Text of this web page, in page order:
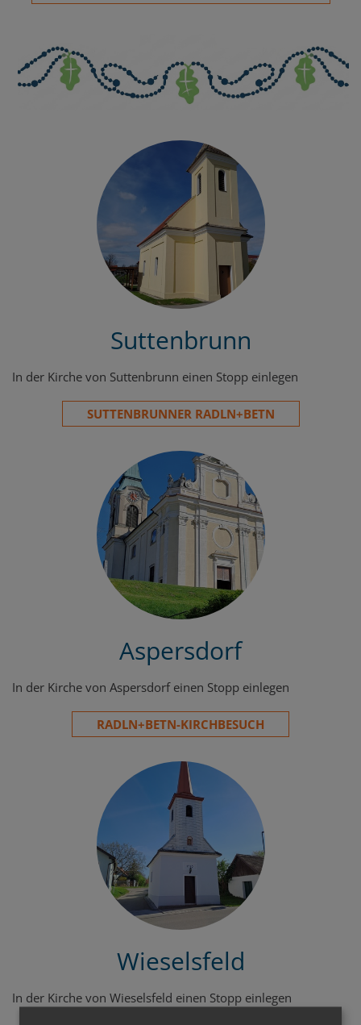
Suttenbrunn
In der Kirche von Suttenbrunn einen Stopp einlegen
SUTTENBRUNNER RADLN+BETN
Aspersdorf
In der Kirche von Aspersdorf einen Stopp einlegen
RADLN+BETN-KIRCHBESUCH
Wieselsfeld
In der Kirche von Wieselsfeld einen Stopp einlegen